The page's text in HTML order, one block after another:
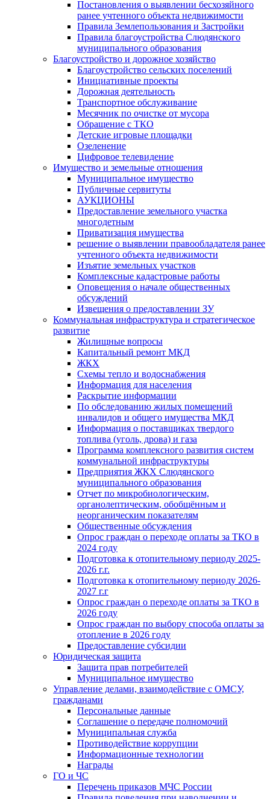
Постановления о выявлении бесхозяйного
ранее учтенного объекта недвижимости
Правила Землепользования и Застройки
Правила благоустройства Слюдянского
муниципального образования
Благоустройство и дорожное хозяйство
Благоустройство сельских поселений
Инициативные проекты
Дорожная деятельность
Транспортное обслуживание
Месячник по очистке от мусора
Обращение с ТКО
Детские игровые площадки
Озеленение
Цифровое телевидение
Имущество и земельные отношения
Муниципальное имущество
Публичные сервитуты
АУКЦИОНЫ
Предоставление земельного участка
многодетным
Приватизация имущества
решение о выявлении правообладателя ранее
учтенного объекта недвижимости
Изъятие земельных участков
Комплексные кадастровые работы
Оповещения о начале общественных
обсуждений
Извещения о предоставлении ЗУ
Коммунальная инфраструктура и стратегическое
развитие
Жилищные вопросы
Капитальный ремонт МКД
ЖКХ
Схемы тепло и водоснабжения
Информация для населения
Раскрытие информации
По обследованию жилых помещений
инвалидов и общего имущества МКД
Информация о поставщиках твердого
топлива (уголь, дрова) и газа
Программа комплексного развития систем
коммунальной инфраструктуры
Предприятия ЖКХ Слюдянского
муниципального образования
Отчет по микробиологическим,
органолептическим, обобщённым и
неорганическим показателям
Общественные обсуждения
Опрос граждан о переходе оплаты за ТКО в
2024 году
Подготовка к отопительному периоду 2025-
2026 г.г.
Подготовка к отопительному периоду 2026-
2027 г.г
Опрос граждан о переходе оплаты за ТКО в
2026 году
Опрос граждан по выбору способа оплаты за
отопление в 2026 году
Предоставление субсидии
Юридическая защита
Защита прав потребителей
Муниципальное имущество
Управление делами, взаимодействие с ОМСУ,
гражданами
Персональные данные
Соглашение о передаче полномочий
Муниципальная служба
Противодействие коррупции
Информационные технологии
Награды
ГО и ЧС
Перечень приказов МЧС России